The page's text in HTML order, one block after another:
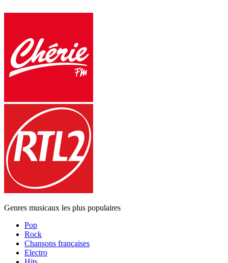
Genres musicaux les plus populaires
Pop
Rock
Chansons françaises
Electro